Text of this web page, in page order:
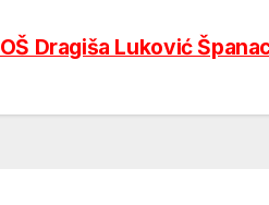
Dragiša Luković